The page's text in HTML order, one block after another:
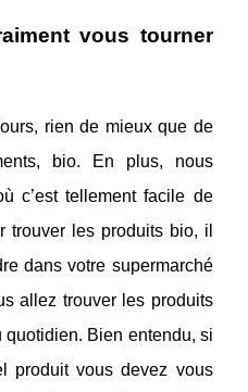
vous tourner
rien de mieux que de
bio. En plus, nous
c’est tellement facile de
trouver les produits bio, il
dans votre supermarché
allez trouver les produits
Bien entendu, si
produit vous devez vous